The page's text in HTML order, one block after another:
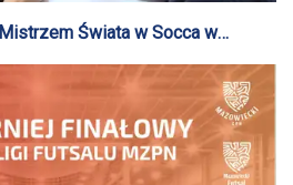
Świata w Socca w